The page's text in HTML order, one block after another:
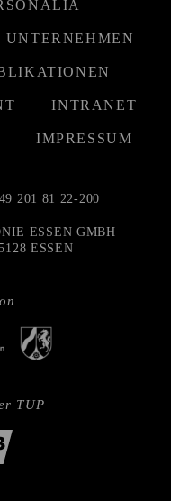
UNTERNEHMEN
INTRANET
IMPRESSUM
201 81 22-200
ESSEN GMBH
ESSEN
TUP